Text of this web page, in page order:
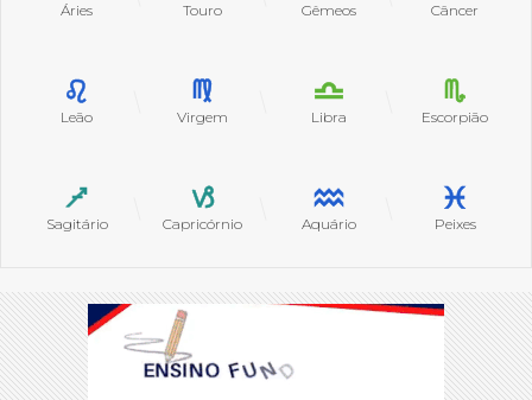
Áries Touro Gêmeos Câncer
Leão Virgem Libra Escorpião
Sagitário Capricórnio Aquário Peixes